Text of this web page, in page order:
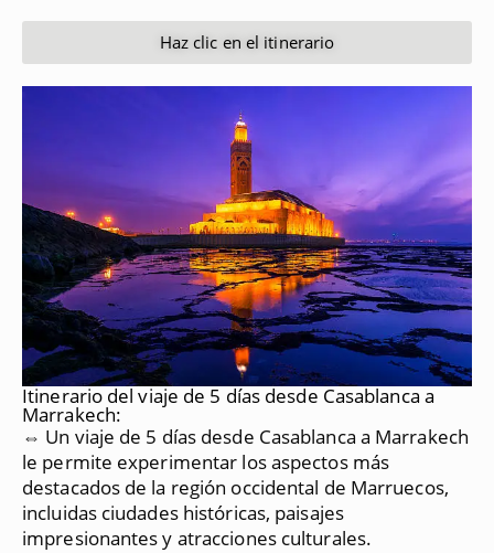
Haz clic en el itinerario
Itinerario del viaje de 5 días desde Casablanca a
Marrakech:
⇔ Un viaje de 5 días desde Casablanca a Marrakech
le permite experimentar los aspectos más
destacados de la región occidental de Marruecos,
incluidas ciudades históricas, paisajes
impresionantes y atracciones culturales.